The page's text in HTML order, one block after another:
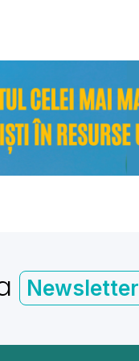
Newsletter